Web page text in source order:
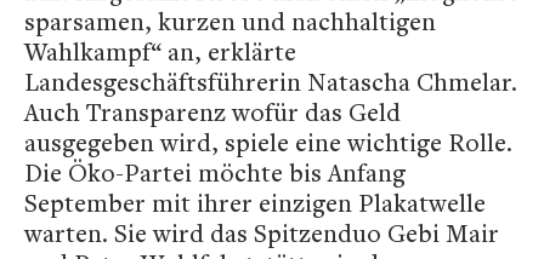
sparsamen, kurzen und nachhaltigen
Wahlkampf“ an, erklärte
Landesgeschäftsführerin Natascha Chmelar.
Auch Transparenz wofür das Geld
ausgegeben wird, spiele eine wichtige Rolle.
Die Öko-Partei möchte bis Anfang
September mit ihrer einzigen Plakatwelle
warten. Sie wird das Spitzenduo Gebi Mair